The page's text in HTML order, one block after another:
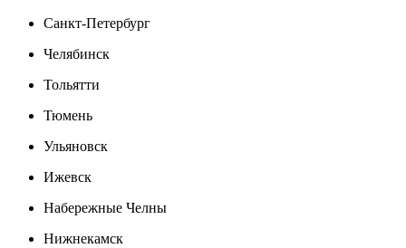
Санкт-Петербург
Челябинск
Тольятти
Тюмень
Ульяновск
Ижевск
Набережные Челны
Нижнекамск